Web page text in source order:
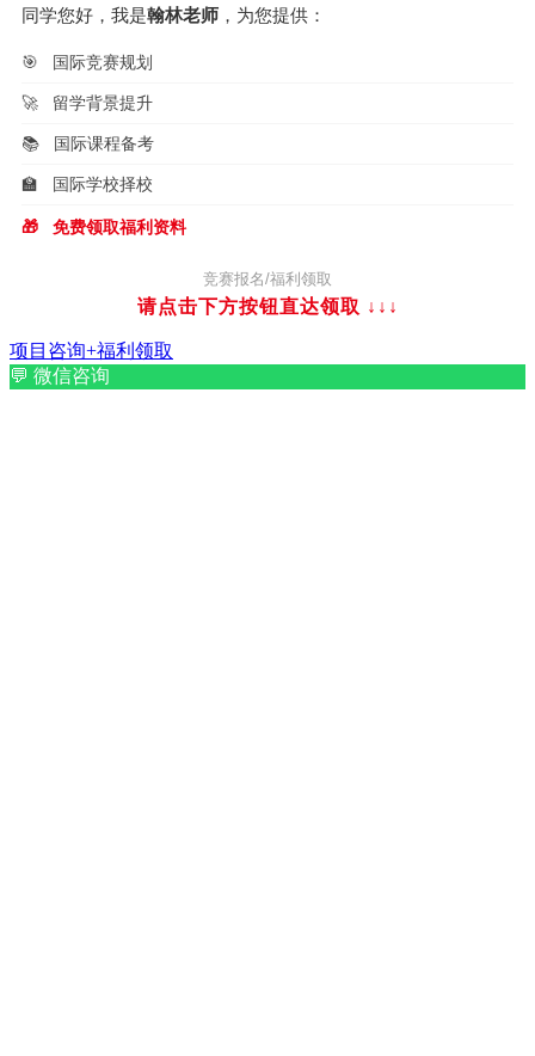
同学您好，我是翰林老师 ，为您提供：
🎯 国际竞赛规划
🚀 留学背景提升
📚 国际课程备考
🏫 国际学校择校
🎁 免费领取福利资料
竞赛报名/福利领取
请点击下方按钮直达领取 ↓↓↓
项目咨询+福利领取
💬 微信咨询